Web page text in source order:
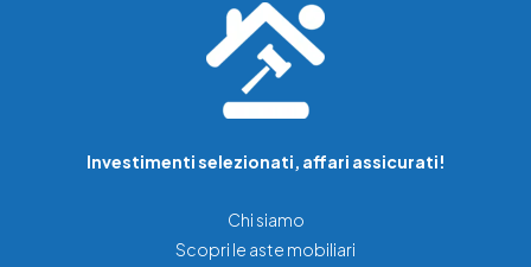
Investimenti selezionati, affari assicurati!
Chi siamo
Scopri le aste mobiliari